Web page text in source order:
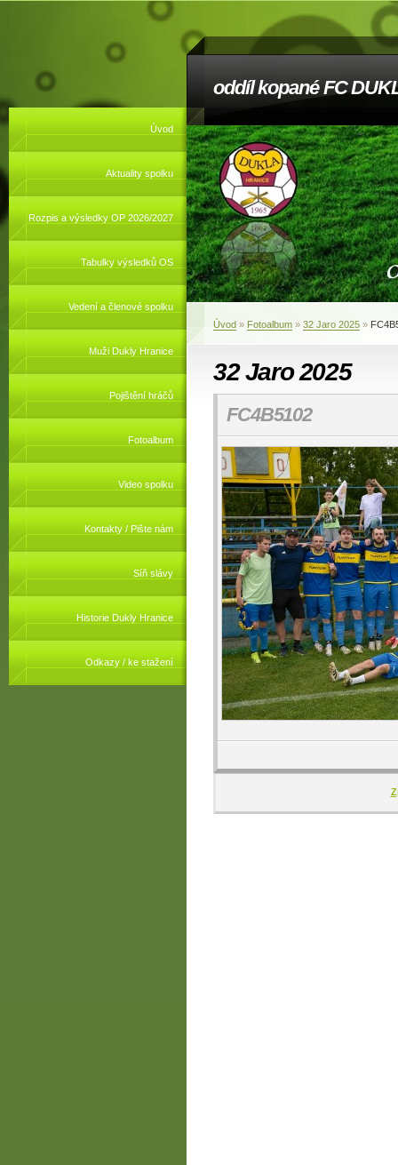
oddíl kopané FC
Úvod
Aktuality spolku
Rozpis a výsledky OP 2026/2027
Tabulky výsledků OS
Vedení a členové spolku
Muži Dukly Hranice
Pojištění hráčů
Fotoalbum
Video spolku
Kontakty / Pište nám
Síň slávy
Historie Dukly Hranice
Odkazy / ke stažení
Úvod » Fotoalbum » 32 Jaro 2025 »
32 Jaro 2025
FC4B5102